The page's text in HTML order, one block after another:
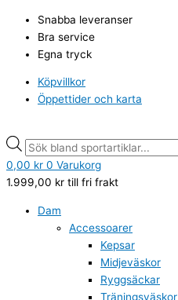
innehåll
Snabba leveranser
Bra service
Egna tryck
Köpvillkor
Öppettider och karta
search
0,00 kr 0 Varukorg
1.999,00 kr till fri frakt
Dam
Accessoarer
Kepsar
Midjeväskor
Ryggsäckar
Träningsväskor
search